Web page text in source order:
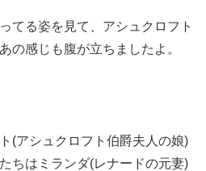
てる姿を見て、アシュクロフト
の感じも腹が立ちましたよ。
(アシュクロフト伯爵夫人の娘)
ちはミランダ(レナードの元妻)